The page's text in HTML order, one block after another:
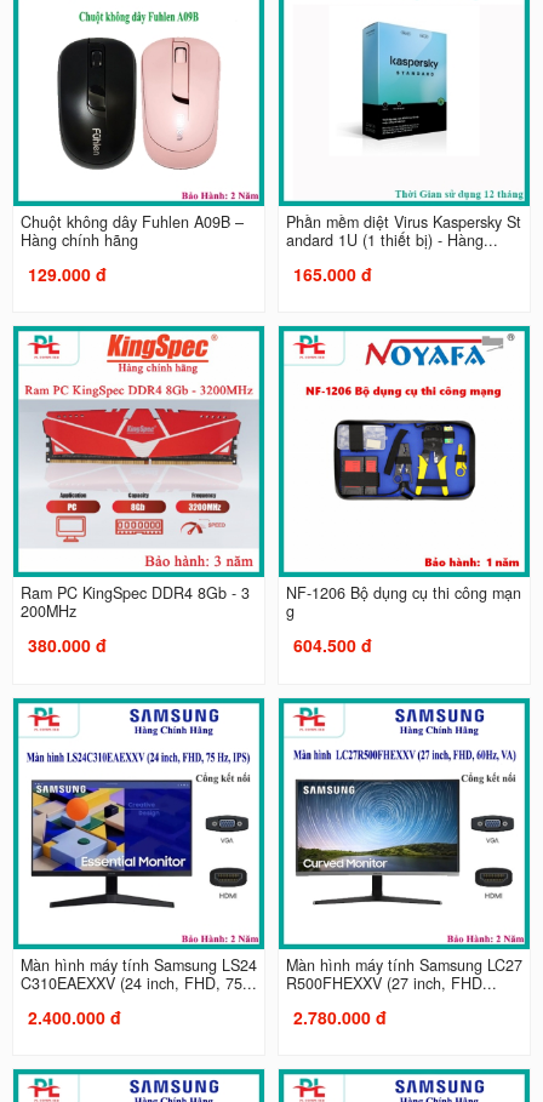
Chuột không dây Fuhlen A09B –
Hàng chính hãng
129.000 đ
Phần mềm diệt Virus Kaspersky St
andard 1U (1 thiết bị) - Hàng...
165.000 đ
Ram PC KingSpec DDR4 8Gb - 3
200MHz
380.000 đ
NF-1206 Bộ dụng cụ thi công mạn
g
604.500 đ
Màn hình máy tính Samsung LS24
C310EAEXXV (24 inch, FHD, 75...
2.400.000 đ
Màn hình máy tính Samsung LC27
R500FHEXXV (27 inch, FHD...
2.780.000 đ